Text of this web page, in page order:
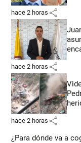
hace 2 horas share
hace 2 horas share
hace 2 horas share
¿Para dónde va a